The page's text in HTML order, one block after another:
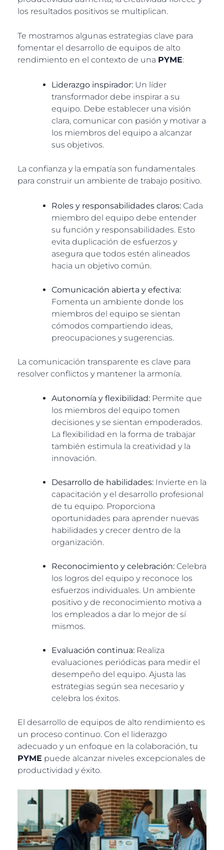
los resultados positivos se multiplican.
Te mostramos algunas estrategias clave para
fomentar el desarrollo de equipos de alto
rendimiento en el contexto de una PYME:
Liderazgo inspirador: Un líder
transformador debe inspirar a su
equipo. Debe establecer una visión
clara, comunicar con pasión y motivar a
los miembros del equipo a alcanzar
sus objetivos.
La confianza y la empatía son fundamentales
para construir un ambiente de trabajo positivo.
Roles y responsabilidades claros: Cada
miembro del equipo debe entender
su función y responsabilidades. Esto
evita duplicación de esfuerzos y
asegura que todos estén alineados
hacia un objetivo común.
Comunicación abierta y efectiva:
Fomenta un ambiente donde los
miembros del equipo se sientan
cómodos compartiendo ideas,
preocupaciones y sugerencias.
La comunicación transparente es clave para
resolver conflictos y mantener la armonía.
Autonomía y flexibilidad: Permite que
los miembros del equipo tomen
decisiones y se sientan empoderados.
La flexibilidad en la forma de trabajar
también estimula la creatividad y la
innovación.
Desarrollo de habilidades: Invierte en la
capacitación y el desarrollo profesional
de tu equipo. Proporciona
oportunidades para aprender nuevas
habilidades y crecer dentro de la
organización.
Reconocimiento y celebración: Celebra
los logros del equipo y reconoce los
esfuerzos individuales. Un ambiente
positivo y de reconocimiento motiva a
los empleados a dar lo mejor de sí
mismos.
Evaluación continua: Realiza
evaluaciones periódicas para medir el
desempeño del equipo. Ajusta las
estrategias según sea necesario y
celebra los éxitos.
El desarrollo de equipos de alto rendimiento es
un proceso continuo. Con el liderazgo
adecuado y un enfoque en la colaboración, tu
PYME puede alcanzar niveles excepcionales de
productividad y éxito.